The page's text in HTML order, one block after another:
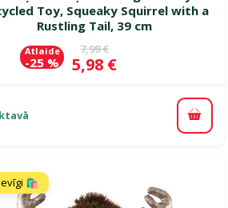
Toy, Squeaky Squirrel with a
Rustling Tail, 39 cm
Oriģinālā cena
7,99 €
Cena
5,98 €
Atlaide
-25 %
🛍️